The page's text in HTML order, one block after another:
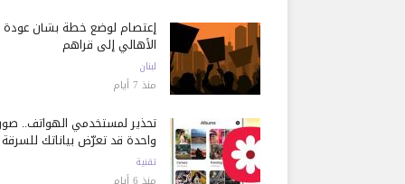
إعتصام لوضع خطة بشأن عودة
الأهالي إلى قراهم
لبنان
منذ 7 أيام
تحذير لمستخدمي الهواتف..
واحدة قد تعرّض بياناتك للسرقة
تقنية